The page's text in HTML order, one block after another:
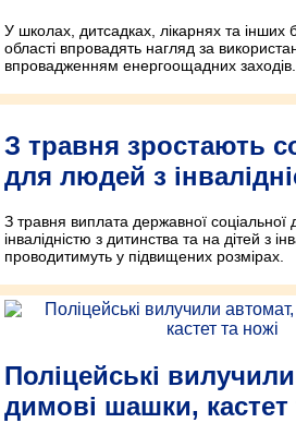
У школах, дитсадках, лікарнях та інших
області впровадять нагляд за
впровадженням енергоощадних заходів.
З травня зростають
для людей з
З травня виплата державної
інвалідністю з дитинства та на дітей з
проводитимуть у підвищених розмірах.
Поліцейські
димові шашки, кастет